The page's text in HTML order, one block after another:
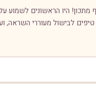
מתכון! היו הראשונים לשמוע
טיפים לבישול מעוררי השראה,